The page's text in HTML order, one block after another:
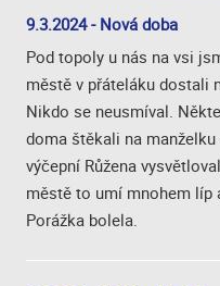
9.3.2024 - Nová doba
Pod topoly u nás na vsi
městě v přáteláku dostali
Nikdo se neusmíval.
doma štěkali na
výčepní Růžena
městě to umí mnohem líp
Porážka bolela.